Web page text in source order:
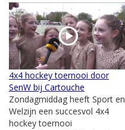
4x4 hockey toernooi door
SenW bij Cartouche
Zondagmiddag heeft Sport en
Welzijn een succesvol 4x4
hockey toernooi